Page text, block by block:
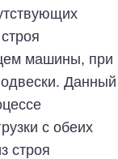
машины, при
Данный
с обеих
строя